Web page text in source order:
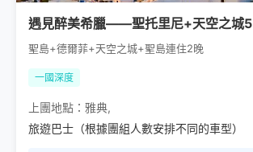
遇見醉美希臘——聖托里尼+天空之城
聖島+德爾菲+天空之城+聖島連住2晚
一國深度
上團地點： 雅典,
旅遊巴士（根據團組人數安排不同的車型）